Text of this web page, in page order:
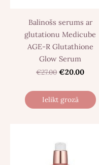
Balinošs serums ar
glutationu Medicube
AGE-R Glutathione
Glow Serum
€27.00 €20.00
Ielikt grozā